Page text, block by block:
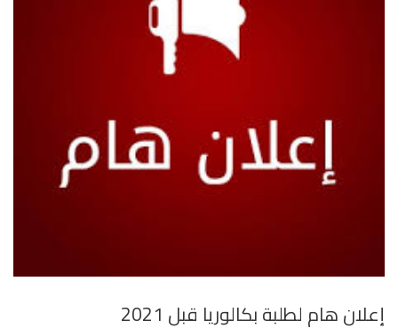
إعلان هام لطلبة بكالوريا قبل 2021